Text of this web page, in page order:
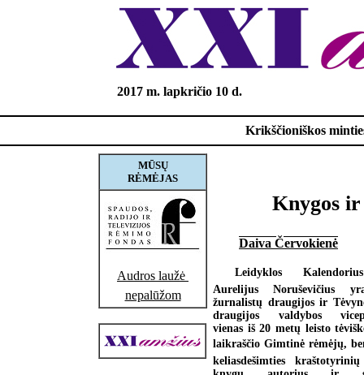
2017 m. lapkričio 10 d.
Krikščioniškos
MŪSŲ
RĖMĖJAS
Audros laužė 
nepalūžom
Knygos
Daiva Červokienė
Leidyklos
Aurelijus Noruševičius
žurnalistų draugijos ir
draugijos valdybos
vienas iš 20 metų leisto
laikraščio Gimtinė rėmėjų,
keliasdešimties